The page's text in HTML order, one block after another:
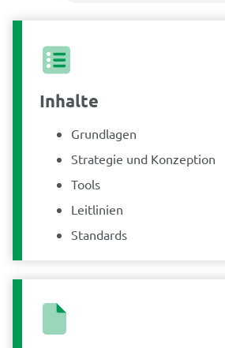
Inhalte
Grundlagen
Strategie und Konzeption
Tools
Leitlinien
Standards